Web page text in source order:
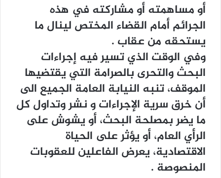
ﺃﻭ ﻣﺴﺎﻫﻤﺘﻪ ﺃﻭ ﻣﺸﺎﺭﻛﺘﻪ ﻓﻲ ﻫﺬﻩ
ﺍﻟﺠﺮﺍﺋﻢ ﺃﻣﺎﻡ ﺍﻟﻘﻀﺎﺀ ﺍﻟﻤﺨﺘﺺ ﻟﻴﻨﺎﻝ ﻣﺎ
ﻳﺴﺘﺤﻘﻪ ﻣﻦ ﻋﻘﺎﺏ .
ﻭﻓﻲ ﺍﻟﻮﻗﺖ ﺍﻟﺬﻱ ﺗﺴﻴﺮ ﻓﻴﻪ ﺇﺟﺮﺍﺀﺍﺕ
ﺍﻟﺒﺤﺚ ﻭﺍﻟﺘﺤﺮﻯ ﺑﺎﻟﺼﺮﺍﻣﺔ ﺍﻟﺘﻲ ﻳﻘﺘﻀﻴﻬﺎ
ﺍﻟﻤﻮﻗﻒ، ﺗﻨﺒﻪ ﺍﻟﻨﻴﺎﺑﺔ ﺍﻟﻌﺎﻣﺔ ﺍﻟﺠﻤﻴﻊ ﺍﻟﻰ
ﺃﻥ ﺧﺮﻕ ﺳﺮﻳﺔ ﺍﻹﺟﺮﺍﺀﺍﺕ ﻭ ﻧﺸﺮ ﻭﺗﺪﺍﻭﻝ ﻛﻞ
ﻣﺎ ﻳﻀﺮ ﺑﻤﺼﻠﺤﺔ ﺍﻟﺒﺤﺚ، ﺃﻭ ﻳﺸﻮﺵ ﻋﻠﻰ
ﺍﻟﺮﺃﻱ ﺍﻟﻌﺎﻡ، ﺃﻭ ﻳﺆﺛﺮ ﻋﻠﻰ ﺍﻟﺤﻴﺎﺓ
ﺍﻻﻗﺘﺼﺎﺩﻳﺔ، ﻳﻌﺮﺽ ﺍﻟﻔﺎﻋﻠﻴﻦ ﻟﻠﻌﻘﻮﺑﺎﺕ
ﺍﻟﻤﻨﺼﻮﺻﺔ .